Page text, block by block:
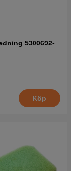
5300692-
Köp